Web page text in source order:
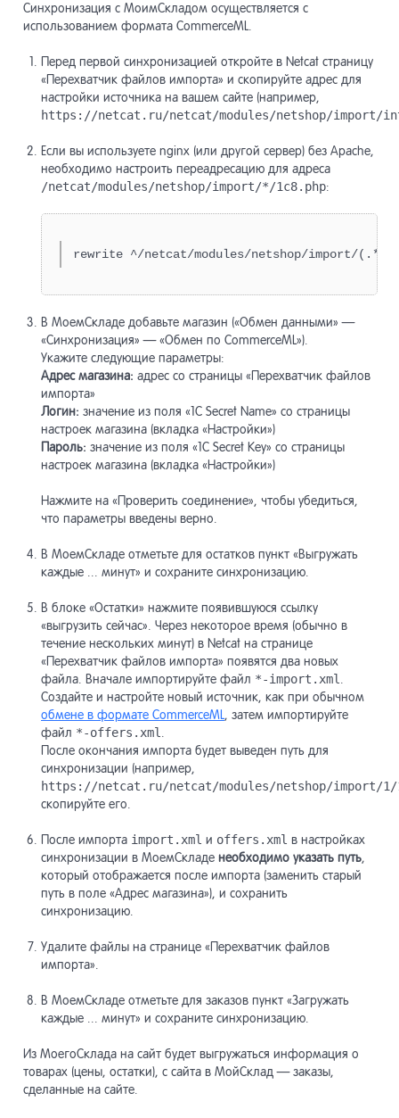
Синхронизация с МоимСкладом осуществляется с
использованием формата CommerceML.
Перед первой синхронизацией откройте в Netcat страницу
«Перехватчик файлов импорта» и скопируйте адрес для
настройки источника на вашем сайте (например,
https://netcat.ru/netcat/modules/netshop/import/
Если вы используете nginx (или другой сервер) без Apache,
необходимо настроить переадресацию для адреса
/netcat/modules/netshop/import/*/1c8.php:
rewrite ^/netcat/modules/netshop/import/(.*)/
В МоемСкладе добавьте магазин («Обмен данными» —
«Синхронизация» — «Обмен по CommerceML»).
Укажите следующие параметры:
Адрес магазина: адрес со страницы «Перехватчик файлов
импорта»
Логин: значение из поля «1С Secret Name» со страницы
настроек магазина (вкладка «Настройки»)
Пароль: значение из поля «1С Secret Key» со страницы
настроек магазина (вкладка «Настройки»)
Нажмите на «Проверить соединение», чтобы убедиться,
что параметры введены верно.
В МоемСкладе отметьте для остатков пункт «Выгружать
каждые ... минут» и сохраните синхронизацию.
В блоке «Остатки» нажмите появившуюся ссылку
«выгрузить сейчас». Через некоторое время (обычно в
течение нескольких минут) в Netcat на странице
«Перехватчик файлов импорта» появятся два новых
файла. Вначале импортируйте файл *-import.xml
Создайте и настройте новый источник, как при обычном
обмене в формате CommerceML, затем импортируйте
файл *-offers.xml
После окончания импорта будет выведен путь для
синхронизации (например,
https://netcat.ru/netcat/modules/netshop/import/1/
скопируйте его.
После импорта import.xml и offers.xml в настройках
синхронизации в МоемСкладе необходимо указать путь,
который отображается после импорта (заменить старый
путь в поле «Адрес магазина»), и сохранить
синхронизацию.
Удалите файлы на странице «Перехватчик файлов
импорта».
В МоемСкладе отметьте для заказов пункт «Загружать
каждые ... минут» и сохраните синхронизацию.
Из МоегоСклада на сайт будет выгружаться информация о
товарах (цены, остатки), с сайта в МойСклад — заказы,
сделанные на сайте.